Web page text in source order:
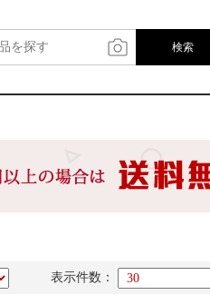
検索
表示件数：